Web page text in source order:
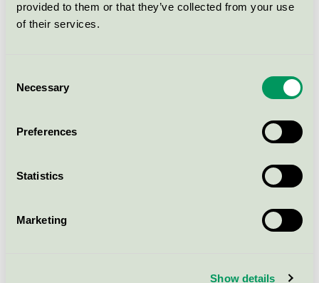
provided to them or that they’ve collected from your use
of their services.
Selection
Necessary
Preferences
Statistics
Marketing
Show details
LoFric Origo Nelaton 40cm